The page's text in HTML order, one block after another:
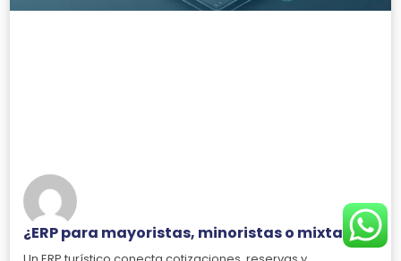
¿ERP para mayoristas, minoristas o mixtas?